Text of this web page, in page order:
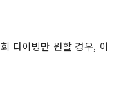
다이빙만 원할 경우, 이